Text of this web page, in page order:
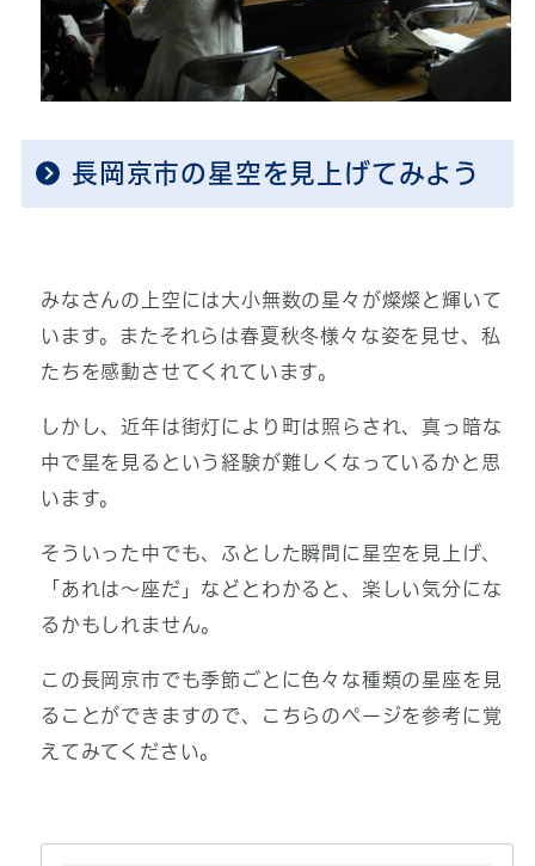
長岡京市の星空を見上げてみよう
みなさんの上空には大小無数の星々が燦燦と輝いて
います。またそれらは春夏秋冬様々な姿を見せ、私
たちを感動させてくれています。
しかし、近年は街灯により町は照らされ、真っ暗な
中で星を見るという経験が難しくなっているかと思
います。
そういった中でも、ふとした瞬間に星空を見上げ、
「あれは～座だ」などとわかると、楽しい気分にな
るかもしれません。
この長岡京市でも季節ごとに色々な種類の星座を見
ることができますので、こちらのページを参考に覚
えてみてください。